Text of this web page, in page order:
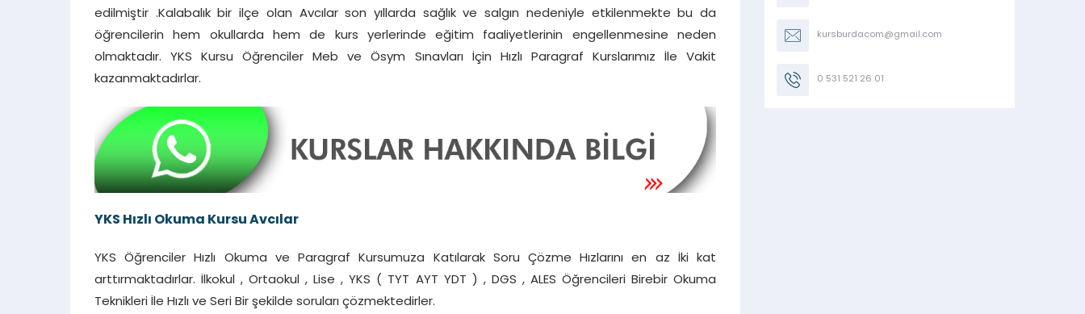
edilmiştir .Kalabalık bir ilçe olan Avcılar son yıllarda sağlık ve salgın nedeniyle etkilenmekte bu da
öğrencilerin hem okullarda hem de kurs yerlerinde eğitim faaliyetlerinin engellenmesine neden
olmaktadır. YKS Kursu Öğrenciler Meb ve Ösym Sınavları İçin Hızlı Paragraf Kurslarımız İle Vakit
kazanmaktadırlar.
YKS Hızlı Okuma Kursu Avcılar
YKS Öğrenciler Hızlı Okuma ve Paragraf Kursumuza Katılarak Soru Çözme Hızlarını en az İki kat
arttırmaktadırlar. İlkokul , Ortaokul , Lise , YKS ( TYT AYT YDT ) , DGS , ALES Öğrencileri Birebir Okuma
Teknikleri İle Hızlı ve Seri Bir şekilde soruları çözmektedirler.
kursburdacom@gmail.com
0 531 521 26 01